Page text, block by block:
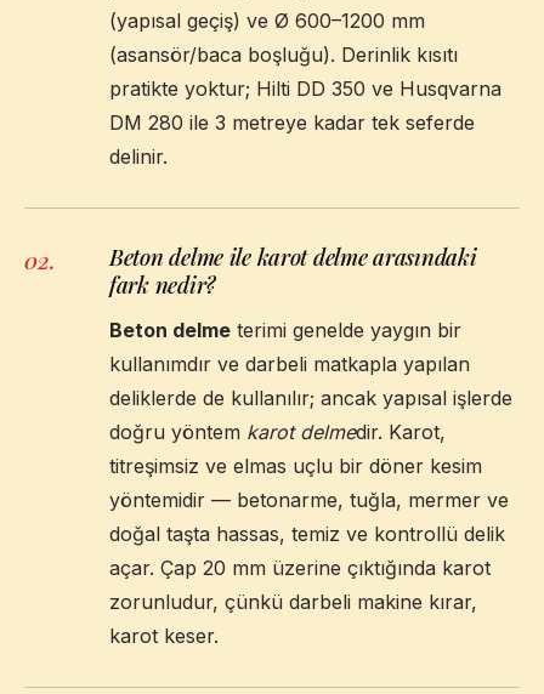
(yapısal geçiş) ve Ø 600–1200 mm
(asansör/baca boşluğu). Derinlik kısıtı
pratikte yoktur; Hilti DD 350 ve Husqvarna
DM 280 ile 3 metreye kadar tek seferde
delinir.
02.
Beton delme ile karot delme arasındaki
fark nedir?
Beton delme terimi genelde yaygın bir
kullanımdır ve darbeli matkapla yapılan
deliklerde de kullanılır; ancak yapısal işlerde
doğru yöntem karot delmedir. Karot,
titreşimsiz ve elmas uçlu bir döner kesim
yöntemidir — betonarme, tuğla, mermer ve
doğal taşta hassas, temiz ve kontrollü delik
açar. Çap 20 mm üzerine çıktığında karot
zorunludur, çünkü darbeli makine kırar,
karot keser.